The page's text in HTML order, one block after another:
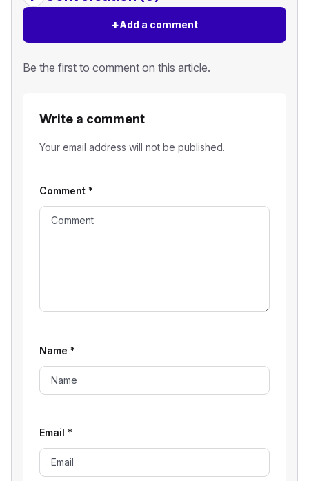
+Add a comment
Be the first to comment on this article.
Write a comment
Your email address will not be published.
Comment *
Name *
Email *